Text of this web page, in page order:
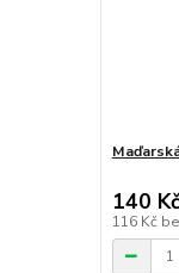
140 Kč
116 Kč